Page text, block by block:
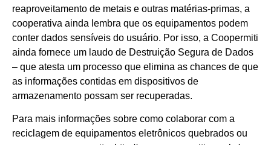
Cotidiano
Comunidade
RN
reaproveitamento de metais e outras matérias-primas, a
cooperativa ainda lembra que os equipamentos podem
conter dados sensíveis do usuário. Por isso, a Coopermiti
ainda fornece um laudo de Destruição Segura de Dados
– que atesta um processo que elimina as chances de que
as informações contidas em dispositivos de
armazenamento possam ser recuperadas.
Para mais informações sobre como colaborar com a
reciclagem de equipamentos eletrônicos quebrados ou